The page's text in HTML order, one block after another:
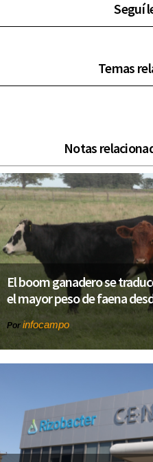
Seguí
Temas
Notas
El boom ganadero se
el mayor peso de faena
Por infocampo